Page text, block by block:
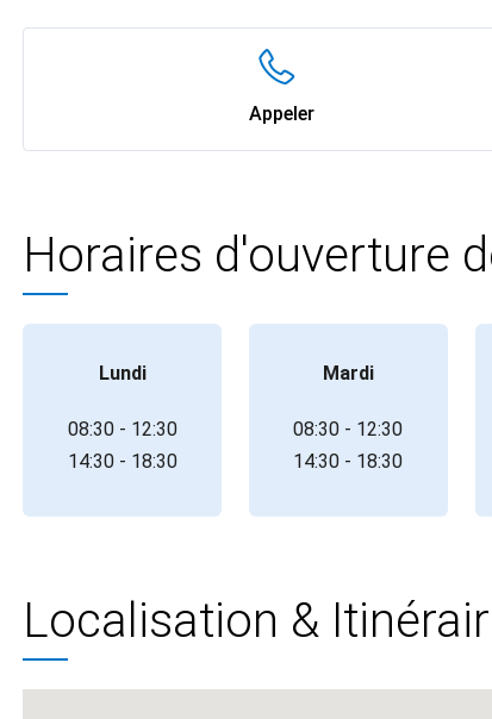
Appeler
Horaires d'ouverture
Lundi
08:30 - 12:30
14:30 - 18:30
Mardi
08:30 - 12:30
14:30 - 18:30
Localisation &